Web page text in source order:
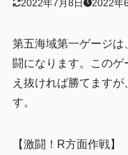
2022年7月8日 2022年
第五海域第一ゲージ
闘になります。このゲ
え抜ければ勝てます
す。
【激闘！R方面作戦】